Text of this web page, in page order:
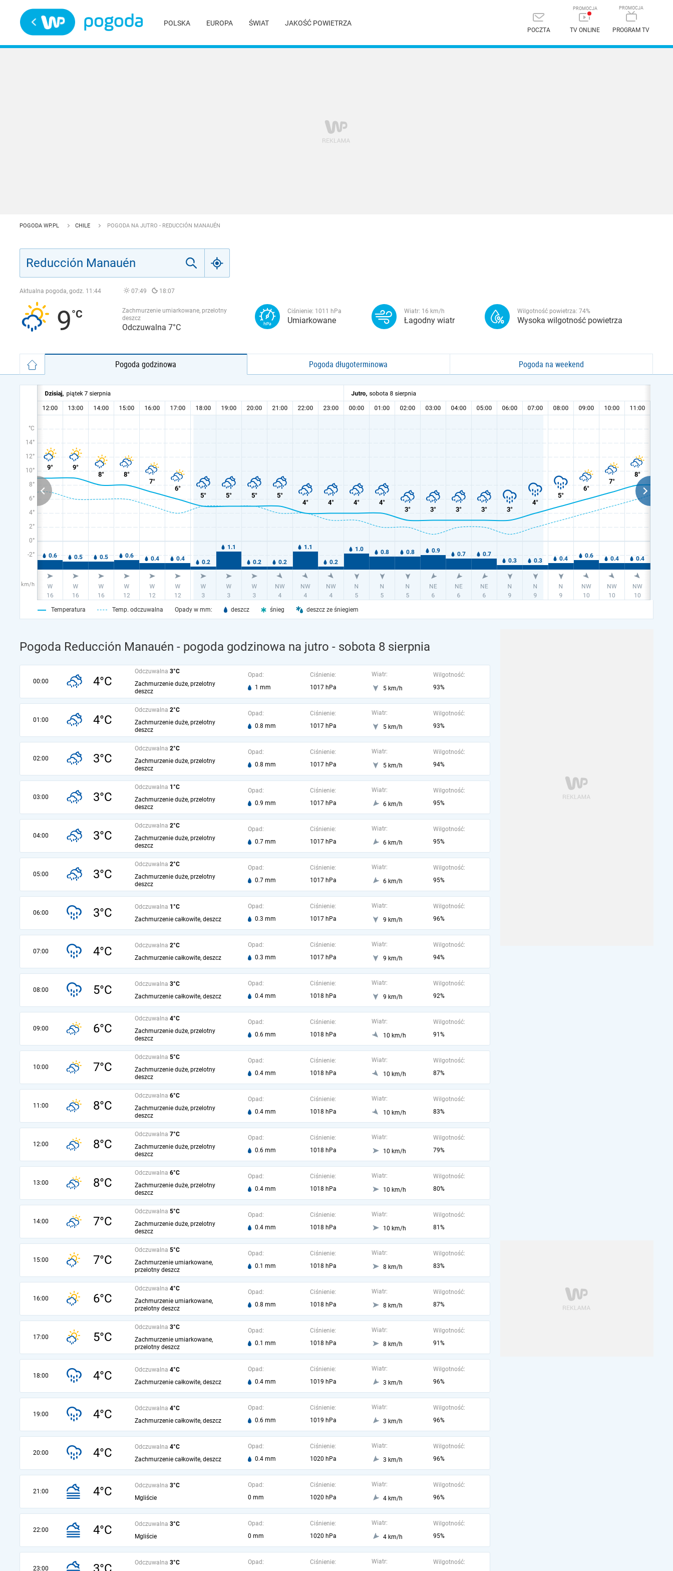
POLSKA EUROPA ŚWIAT JAKOŚĆ POWIETRZA
POCZTA TV ONLINE PROGRAM TV
POGODA WP.PL CHILE POGODA NA JUTRO - REDUCCIÓN MANAUÉN
Aktualna pogoda, godz. 11:44 07:49 18:07
9
Zachmurzenie umiarkowane, przelotny
deszcz
Odczuwalna 7°C
Ciśnienie: 1011 hPa
Umiarkowane
Wiatr: 16 km/h
Łagodny wiatr
Wilgotność powietrza: 74%
Wysoka wilgotność powietrza
Pogoda godzinowa Pogoda długoterminowa Pogoda na weekend
°C
14°
12°
10°
8°
6°
4°
2°
0°
-2°
km/h
Temperatura Temp. odczuwalna Opady w mm: deszcz śnieg deszcz ze śniegiem
Pogoda Reducción Manauén - pogoda godzinowa na jutro - sobota 8 sierpnia
00:00 4°C
Odczuwalna 3°C
Zachmurzenie duże, przelotny
deszcz
Opad:
1 mm
Ciśnienie:
1017 hPa
Wiatr:
5 km/h
Wilgotność:
93%
01:00 4°C
Odczuwalna 2°C
Zachmurzenie duże, przelotny
deszcz
Opad:
0.8 mm
Ciśnienie:
1017 hPa
Wiatr:
5 km/h
Wilgotność:
93%
02:00 3°C
Odczuwalna 2°C
Zachmurzenie duże, przelotny
deszcz
Opad:
0.8 mm
Ciśnienie:
1017 hPa
Wiatr:
5 km/h
Wilgotność:
94%
03:00 3°C
Odczuwalna 1°C
Zachmurzenie duże, przelotny
deszcz
Opad:
0.9 mm
Ciśnienie:
1017 hPa
Wiatr:
6 km/h
Wilgotność:
95%
04:00 3°C
Odczuwalna 2°C
Zachmurzenie duże, przelotny
deszcz
Opad:
0.7 mm
Ciśnienie:
1017 hPa
Wiatr:
6 km/h
Wilgotność:
95%
05:00 3°C
Odczuwalna 2°C
Zachmurzenie duże, przelotny
deszcz
Opad:
0.7 mm
Ciśnienie:
1017 hPa
Wiatr:
6 km/h
Wilgotność:
95%
06:00 3°C Odczuwalna 1°C
Zachmurzenie całkowite, deszcz
Opad:
0.3 mm
Ciśnienie:
1017 hPa
Wiatr:
9 km/h
Wilgotność:
96%
07:00 4°C Odczuwalna 2°C
Zachmurzenie całkowite, deszcz
Opad:
0.3 mm
Ciśnienie:
1017 hPa
Wiatr:
9 km/h
Wilgotność:
94%
08:00 5°C Odczuwalna 3°C
Zachmurzenie całkowite, deszcz
Opad:
0.4 mm
Ciśnienie:
1018 hPa
Wiatr:
9 km/h
Wilgotność:
92%
09:00 6°C
Odczuwalna 4°C
Zachmurzenie duże, przelotny
deszcz
Opad:
0.6 mm
Ciśnienie:
1018 hPa
Wiatr:
10 km/h
Wilgotność:
91%
10:00 7°C
Odczuwalna 5°C
Zachmurzenie duże, przelotny
deszcz
Opad:
0.4 mm
Ciśnienie:
1018 hPa
Wiatr:
10 km/h
Wilgotność:
87%
11:00 8°C
Odczuwalna 6°C
Zachmurzenie duże, przelotny
deszcz
Opad:
0.4 mm
Ciśnienie:
1018 hPa
Wiatr:
10 km/h
Wilgotność:
83%
12:00 8°C
Odczuwalna 7°C
Zachmurzenie duże, przelotny
deszcz
Opad:
0.6 mm
Ciśnienie:
1018 hPa
Wiatr:
10 km/h
Wilgotność:
79%
13:00 8°C
Odczuwalna 6°C
Zachmurzenie duże, przelotny
deszcz
Opad:
0.4 mm
Ciśnienie:
1018 hPa
Wiatr:
10 km/h
Wilgotność:
80%
14:00 7°C
Odczuwalna 5°C
Zachmurzenie duże, przelotny
deszcz
Opad:
0.4 mm
Ciśnienie:
1018 hPa
Wiatr:
10 km/h
Wilgotność:
81%
15:00 7°C
Odczuwalna 5°C
Zachmurzenie umiarkowane,
przelotny deszcz
Opad:
0.1 mm
Ciśnienie:
1018 hPa
Wiatr:
8 km/h
Wilgotność:
83%
16:00 6°C
Odczuwalna 4°C
Zachmurzenie umiarkowane,
przelotny deszcz
Opad:
0.8 mm
Ciśnienie:
1018 hPa
Wiatr:
8 km/h
Wilgotność:
87%
17:00 5°C
Odczuwalna 3°C
Zachmurzenie umiarkowane,
przelotny deszcz
Opad:
0.1 mm
Ciśnienie:
1018 hPa
Wiatr:
8 km/h
Wilgotność:
91%
18:00 4°C Odczuwalna 4°C
Zachmurzenie całkowite, deszcz
Opad:
0.4 mm
Ciśnienie:
1019 hPa
Wiatr:
3 km/h
Wilgotność:
96%
19:00 4°C Odczuwalna 4°C
Zachmurzenie całkowite, deszcz
Opad:
0.6 mm
Ciśnienie:
1019 hPa
Wiatr:
3 km/h
Wilgotność:
96%
20:00 4°C Odczuwalna 4°C
Zachmurzenie całkowite, deszcz
Opad:
0.4 mm
Ciśnienie:
1020 hPa
Wiatr:
3 km/h
Wilgotność:
96%
21:00 4°C Odczuwalna 3°C
Mgliście
Opad:
0 mm
Ciśnienie:
1020 hPa
Wiatr:
4 km/h
Wilgotność:
96%
22:00 4°C Odczuwalna 3°C
Mgliście
Opad:
0 mm
Ciśnienie:
1020 hPa
Wiatr:
4 km/h
Wilgotność:
95%
23:00
Odczuwalna 3°C
Opad:
Ciśnienie:
Wiatr:
Wilgotność: